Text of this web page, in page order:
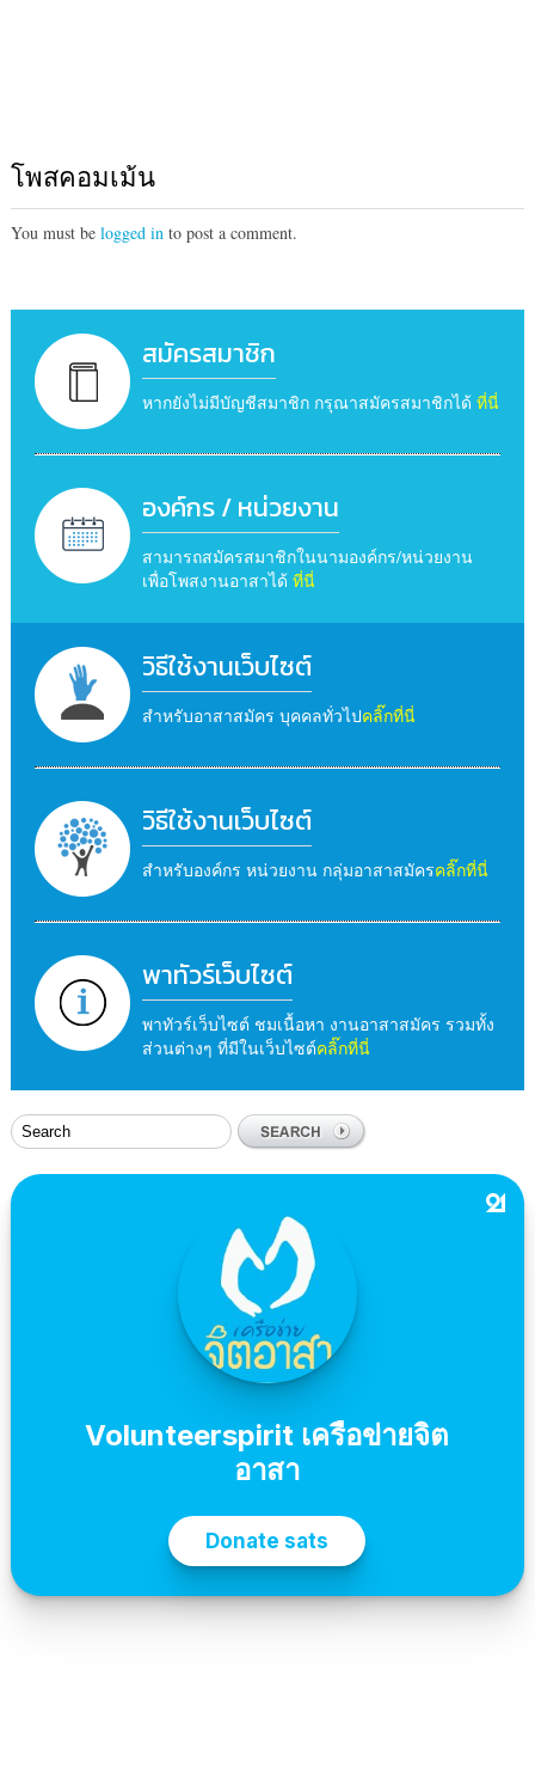
โพสคอมเม้น
You must be logged into post a comment.
สมัครสมาชิก
หากยังไม่มีบัญชีสมาชิก กรุณาสมัครสมาชิกได้ ที่นี่
องค์กร / หน่วยงาน
สามารถสมัครสมาชิกในนามองค์กร/หน่วยงาน
เพื่อโพสงานอาสาได้ ที่นี่
วิธีใช้งานเว็บไซต์
สำหรับอาสาสมัคร บุคคลทั่วไปคลิ๊กที่นี่
วิธีใช้งานเว็บไซต์
สำหรับองค์กร หน่วยงาน กลุ่มอาสาสมัครคลิ๊กที่นี่
พาทัวร์เว็บไซต์
พาทัวร์เว็บไซต์ ชมเนื้อหา งานอาสาสมัคร รวมทั้ง
ส่วนต่างๆ ที่มีในเว็บไซต์คลิ๊กที่นี่